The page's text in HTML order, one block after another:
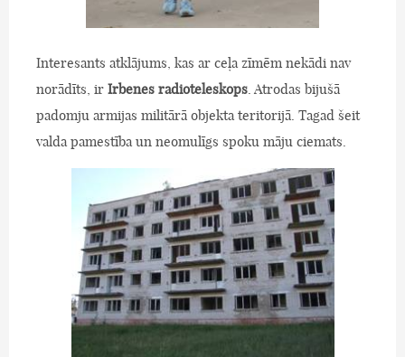
Interesants atklājums, kas ar ceļa zīmēm nekādi nav
norādīts, ir Irbenes radioteleskops . Atrodas bijušā
padomju armijas militārā objekta teritorijā. Tagad šeit
valda pamestība un neomulīgs spoku māju ciemats.